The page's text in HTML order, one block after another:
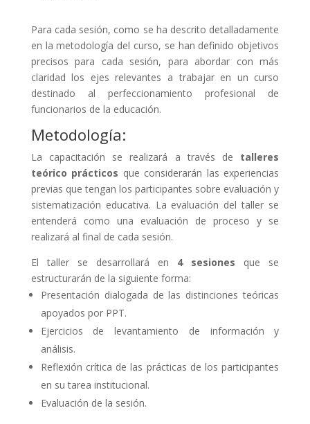
Para cada sesión, como se ha descrito detalladamente
en la metodología del curso, se han definido objetivos
precisos para cada sesión, para abordar con más
claridad los ejes relevantes a trabajar en un curso
destinado al perfeccionamiento profesional de
funcionarios de la educación.
Metodología:
La capacitación se realizará a través de talleres
teórico prácticos que considerarán las experiencias
previas que tengan los participantes sobre evaluación y
sistematización educativa. La evaluación del taller se
entenderá como una evaluación de proceso y se
realizará al final de cada sesión.
El taller se desarrollará en 4 sesiones que se
estructurarán de la siguiente forma:
Presentación dialogada de las distinciones teóricas
apoyados por PPT.
Ejercicios de levantamiento de información y
análisis.
Reflexión crítica de las prácticas de los participantes
en su tarea institucional.
Evaluación de la sesión.